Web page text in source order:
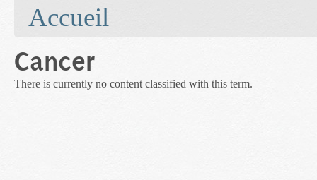
Transfert des connaissances
Accueil
Cancer
There is currently no content classified with this term.